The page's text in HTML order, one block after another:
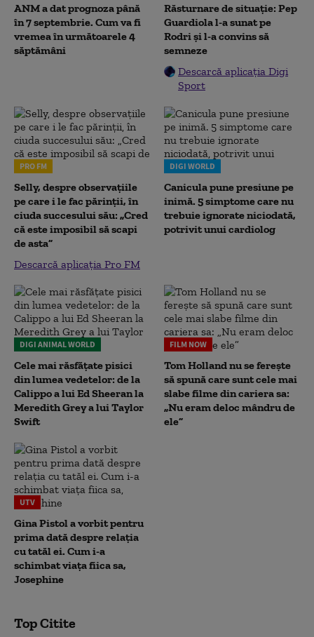
ANM a dat prognoza până
în 7 septembrie. Cum va fi
vremea în următoarele 4
săptămâni
Răsturnare de situație: Pep
Guardiola l-a sunat pe
Rodri și l-a convins să
semneze
Descarcă aplicația Digi
Sport
PRO FM
Selly, despre observațiile
pe care i le fac părinții, în
ciuda succesului său: „Cred
că este imposibil să scapi
de asta”
Descarcă aplicația Pro FM
DIGI WORLD
Canicula pune presiune pe
inimă. 5 simptome care nu
trebuie ignorate niciodată,
potrivit unui cardiolog
DIGI ANIMAL WORLD
Cele mai răsfățate pisici
din lumea vedetelor: de la
Calippo a lui Ed Sheeran la
Meredith Grey a lui Taylor
Swift
FILM NOW
Tom Holland nu se ferește
să spună care sunt cele mai
slabe filme din cariera sa:
„Nu eram deloc mândru de
ele”
UTV
Gina Pistol a vorbit pentru
prima dată despre relația
cu tatăl ei. Cum i-a
schimbat viața fiica sa,
Josephine
Top Citite